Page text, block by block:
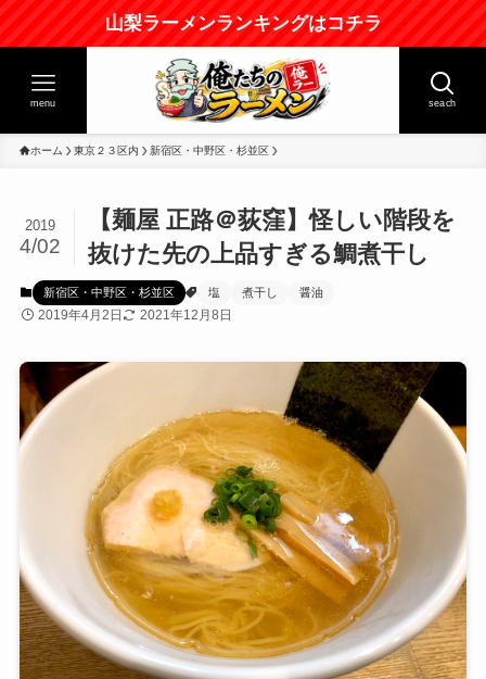
山梨ラーメンランキングはコチラ
seach
menu
ホーム 東京２３区内 新宿区・中野区・杉並区
【麺屋 正路＠荻窪】怪しい階段を
抜けた先の上品すぎる鯛煮干し
2019
4/02
新宿区・中野区・杉並区 塩 煮干し 醤油
2019年4月2日 2021年12月8日